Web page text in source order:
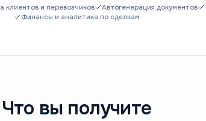
клиентов и перевозчиков Автогенерация документов
Финансы и аналитика по сделкам
Что вы получите